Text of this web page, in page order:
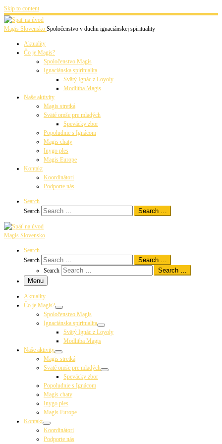
Skip to content
Magis Slovensko Spoločenstvo v duchu ignaciánskej spirituality
Aktuality
Čo je Magis?
Spoločenstvo Magis
Ignaciánska spiritualita
Svätý Ignác z Loyoly
Modlitba Magis
Naše aktivity
Magis stretká
Sväté omše pre mladých
Spevácky zbor
Popoludnie s Ignácom
Magis chaty
Inygo ples
Magis Europe
Kontakt
Koordinátori
Podporte nás
Search
Search
Search …
Magis Slovensko
Search
Search
Search …
Search
Search …
Menu
Aktuality
Čo je Magis?
Spoločenstvo Magis
Ignaciánska spiritualita
Svätý Ignác z Loyoly
Modlitba Magis
Naše aktivity
Magis stretká
Sväté omše pre mladých
Spevácky zbor
Popoludnie s Ignácom
Magis chaty
Inygo ples
Magis Europe
Kontakt
Koordinátori
Podporte nás